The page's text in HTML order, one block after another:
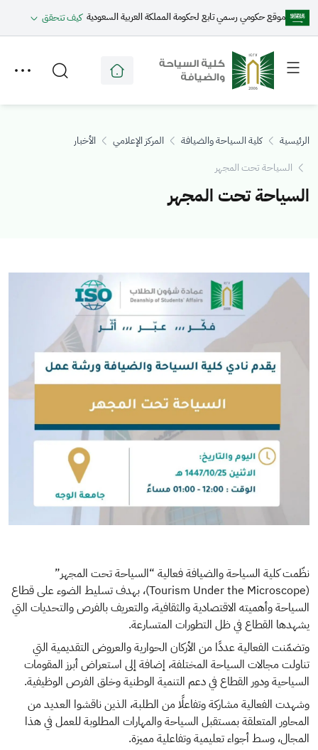
موقع حكومي رسمي تابع لحكومة المملكة العربية السعودية كيف تتحقق
Toggle
menu
Toggle
secondary
menu
الرئيسية كلية السياحة والضيافة المركز الإعلامي
الأخبار
السياحة تحت المجهر
السياحة تحت المجهر
الصورة
نظّمت كلية السياحة والضيافة فعالية “السياحة تحت المجهر”
(Tourism Under the Microscope)، بهدف تسليط الضوء على قطاع
السياحة وأهميته الاقتصادية والثقافية، والتعريف بالفرص والتحديات التي
يشهدها القطاع في ظل التطورات المتسارعة.
وتضمّنت الفعالية عددًا من الأركان الحوارية والعروض التقديمية التي
تناولت مجالات السياحة المختلفة، إضافة إلى استعراض أبرز المقومات
السياحية ودور القطاع في دعم التنمية الوطنية وخلق الفرص الوظيفية.
وشهدت الفعالية مشاركة وتفاعلًا من الطلبة، الذين ناقشوا العديد من
المحاور المتعلقة بمستقبل السياحة والمهارات المطلوبة للعمل في هذا
المجال، وسط أجواء تعليمية وتفاعلية مميزة.